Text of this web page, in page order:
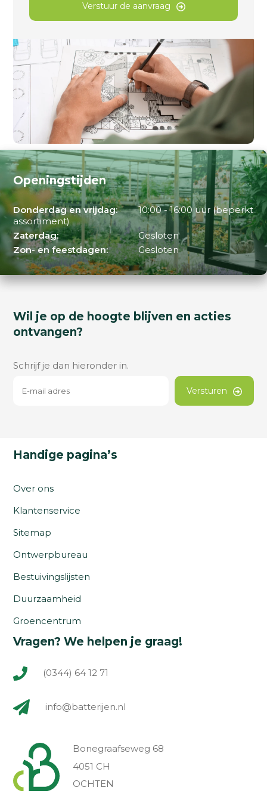
Verstuur de aanvraag
Openingstijden
Donderdag en vrijdag:
10:00 - 16:00 uur (beperkt
assortiment)
Zaterdag:
Gesloten
Zon- en feestdagen:
Gesloten
Wil je op de hoogte blijven en acties
ontvangen?
Schrijf je dan hieronder in.
Versturen
Handige pagina’s
Over ons
Klantenservice
Sitemap
Ontwerpbureau
Bestuivingslijsten
Duurzaamheid
Groencentrum
Vragen? We helpen je graag!
(0344) 64 12 71
info@batterijen.nl
Bonegraafseweg 68
4051 CH
OCHTEN